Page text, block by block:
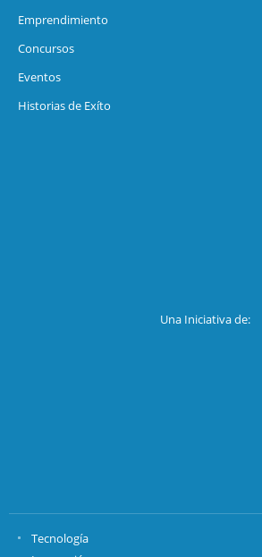
Emprendimiento
Concursos
Eventos
Historias de Exíto
Una Iniciativa de:
Tecnología